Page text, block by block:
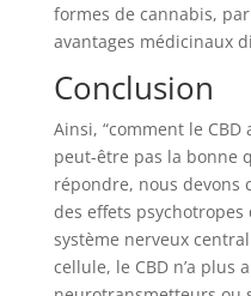
formes de cannabis,
avantages médicinaux
Conclusion
Ainsi, “comment le CBD
peut-être pas la bonne
répondre, nous devons
des effets
système nerveux
cellule, le CBD n’a plus